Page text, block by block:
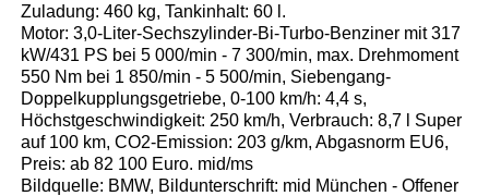
Zuladung: 460 kg, Tankinhalt: 60 l.
Motor: 3,0-Liter-Sechszylinder-Bi-Turbo-Benziner mit 317
kW/431 PS bei 5 000/min - 7 300/min, max. Drehmoment
550 Nm bei 1 850/min - 5 500/min, Siebengang-
Doppelkupplungsgetriebe, 0-100 km/h: 4,4 s,
Höchstgeschwindigkeit: 250 km/h, Verbrauch: 8,7 l Super
auf 100 km, CO2-Emission: 203 g/km, Abgasnorm EU6,
Preis: ab 82 100 Euro. mid/ms
Bildquelle: BMW, Bildunterschrift: mid München - Offener